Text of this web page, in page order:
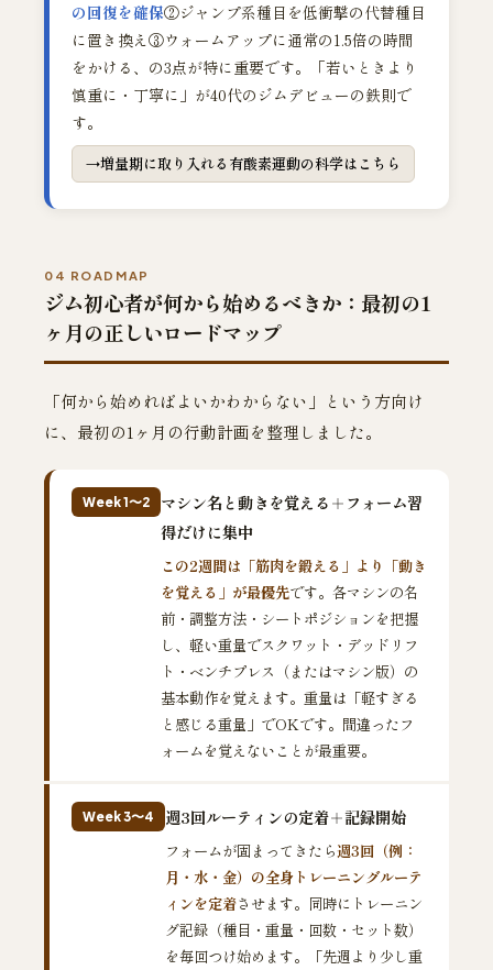
の回復を確保②ジャンプ系種目を低衝撃の代替種目
に置き換え③ウォームアップに通常の1.5倍の時間
をかける、の3点が特に重要です。「若いときより
慎重に・丁寧に」が40代のジムデビューの鉄則で
す。
増量期に取り入れる有酸素運動の科学はこちら
04 ROADMAP
ジム初心者が何から始めるべきか：最初の1
ヶ月の正しいロードマップ
「何から始めればよいかわからない」という方向け
に、最初の1ヶ月の行動計画を整理しました。
Week 1〜2
マシン名と動きを覚える＋フォーム習
得だけに集中
この2週間は「筋肉を鍛える」より「動き
を覚える」が最優先です。各マシンの名
前・調整方法・シートポジションを把握
し、軽い重量でスクワット・デッドリフ
ト・ベンチプレス（またはマシン版）の
基本動作を覚えます。重量は「軽すぎる
と感じる重量」でOKです。間違ったフ
ォームを覚えないことが最重要。
Week 3〜4 週3回ルーティンの定着＋記録開始
フォームが固まってきたら週3回（例：
月・水・金）の全身トレーニングルーテ
ィンを定着させます。同時にトレーニン
グ記録（種目・重量・回数・セット数）
を毎回つけ始めます。「先週より少し重